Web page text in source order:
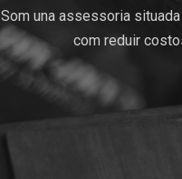
Som una assessoria
com reduir